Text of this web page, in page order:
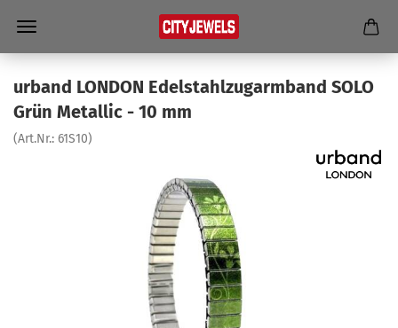
ur­band LON­DON Edel­stahl­zug­arm­band SOLO
Grün Me­tal­lic - 10 mm
(Art.Nr.: 61S10)